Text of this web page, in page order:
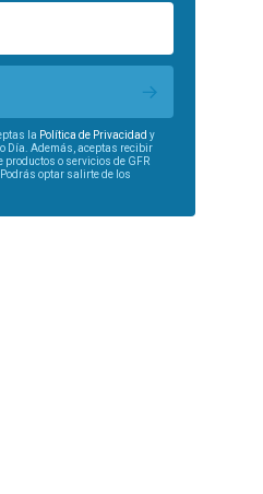
la Política de Privacidad y
Día. Además, aceptas recibir
o servicios de GFR
optar salirte de los